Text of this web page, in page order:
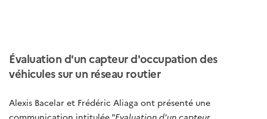
Évaluation d'un capteur d'occupation des
véhicules sur un réseau routier
Alexis Bacelar et Frédéric Aliaga ont présenté une